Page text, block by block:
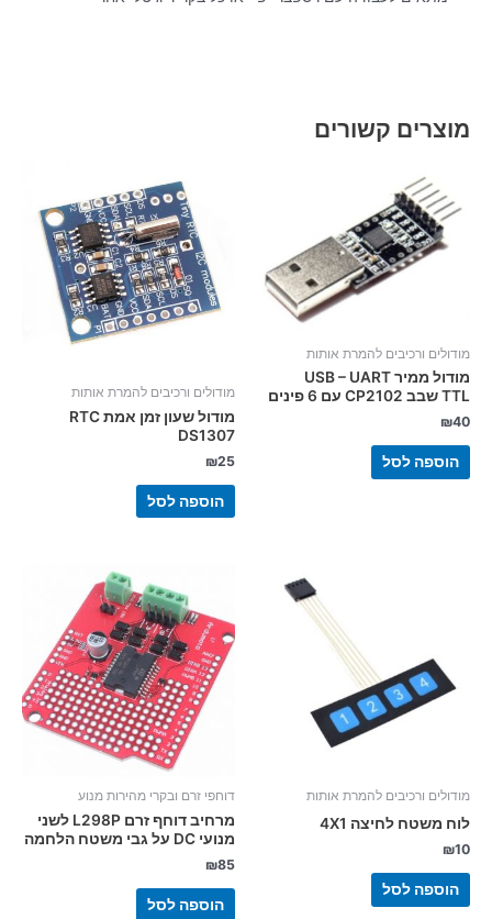
מוצרים קשורים
מודולים ורכיבים להמרת אותות
מודול ממיר USB – UART
TTL שבב CP2102 עם 6 פינים
₪40
הוספה לסל
מודולים ורכיבים להמרת אותות
מודול שעון זמן אמת RTC
DS1307
₪25
הוספה לסל
מודולים ורכיבים להמרת אותות
לוח משטח לחיצה 4X1
₪10
הוספה לסל
דוחפי זרם ובקרי מהירות מנוע
מרחיב דוחף זרם L298P לשני
מנועי DC על גבי משטח הלחמה
₪85
הוספה לסל